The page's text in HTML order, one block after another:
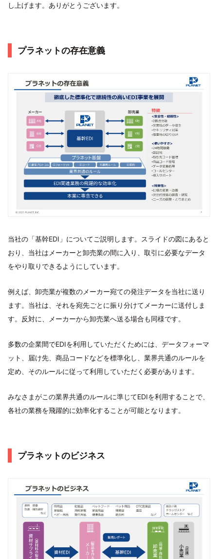
し上げます。ありがとうございます。
プラネットの存在意義
当社の「基幹EDI」についてご説明します。スライドの図にあると
おり、当社はメーカーと卸売業の間に入り、取引に必要なデータ
をやり取りできるようにしています。
例えば、卸売業が複数のメーカー宛ての発注データを当社に送り
ます。当社は、それを宛先ごとに振り分けてメーカーに送付しま
す。反対に、メーカーから卸売業へ送る場合も同様です。
多数の企業間でEDIを利用していただくためには、データフォーマ
ット、届け先、商品コードなどを標準化し、業界共通のルールを
定め、そのルールに従って利用していただく必要があります。
みなさまがこの業界共通のルールに準じてEDIを利用することで、
各社の業務を飛躍的に効率化することが可能となります。
プラネットのビジネス